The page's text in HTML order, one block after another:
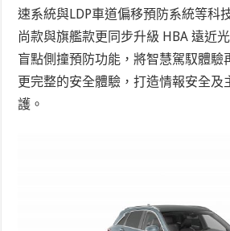
速系統與LDP車道偏移預防系統等科
尚款與旗艦款更同步升級 HBA 遠近
盲點側撞預防功能，將智慧駕馭體驗
更完整的安全體驗，打造情報安全及
護。